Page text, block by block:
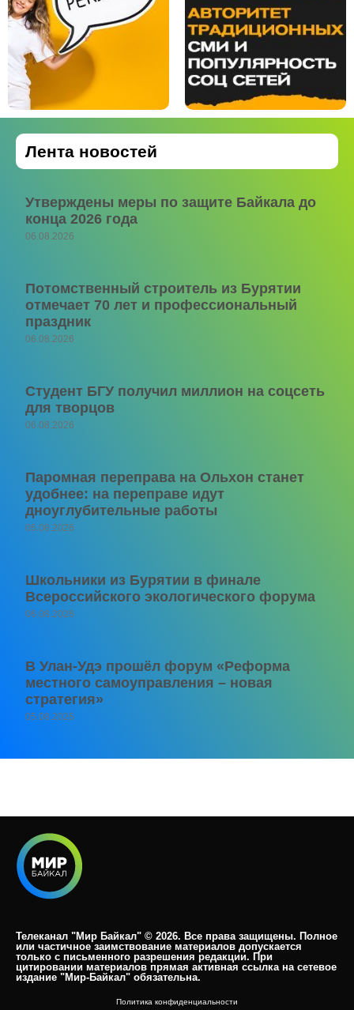
Лента новостей
Утверждены меры по защите Байкала до
конца 2026 года
06.08.2026
Потомственный строитель из Бурятии
отмечает 70 лет и профессиональный
праздник
06.08.2026
Студент БГУ получил миллион на соцсеть
для творцов
06.08.2026
Паромная переправа на Ольхон станет
удобнее: на переправе идут
дноуглубительные работы
06.08.2026
Школьники из Бурятии в финале
Всероссийского экологического форума
06.08.2026
В Улан-Удэ прошёл форум «Реформа
местного самоуправления – новая
стратегия»
05.08.2026
Телеканал "Мир Байкал" © 2026. Все права защищены. Полное
или частичное заимствование материалов допускается
только с письменного разрешения редакции. При
цитировании материалов прямая активная ссылка на сетевое
издание "Мир-Байкал" обязательна.​
Политика конфиденциальности